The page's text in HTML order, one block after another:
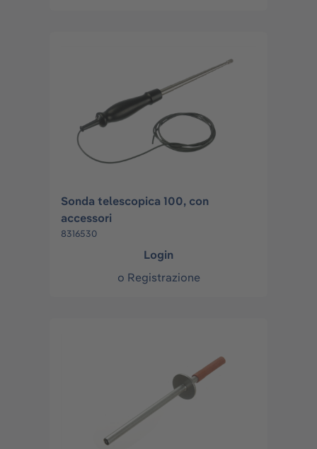
Sonda telescopica 100, con
accessori
8316530
Login
o Registrazione